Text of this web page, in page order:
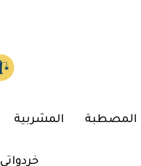
المصطبة المشربية
خردواتي